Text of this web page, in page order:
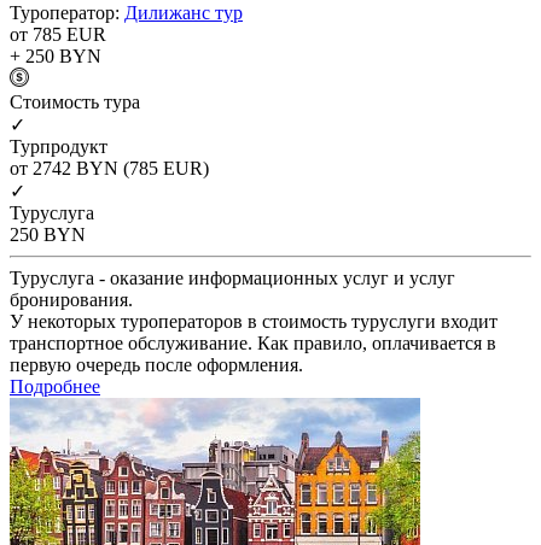
Туроператор: Дилижанс тур
от 785 EUR
+ 250 BYN
Cтоимость тура
✓
Турпродукт
от 2742 BYN (785 EUR)
✓
Туруслуга
250 BYN
Туруслуга - оказание информационных услуг и услуг
бронирования.
У некоторых туроператоров в стоимость туруслуги входит
транспортное обслуживание. Как правило, оплачивается в
первую очередь после оформления.
Подробнее